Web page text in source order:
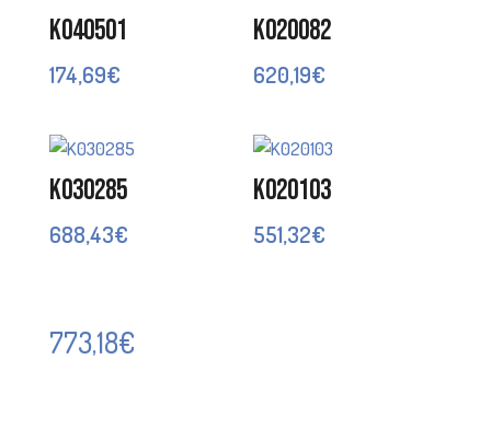
K040501
174,69€
K020082
620,19€
K030285
688,43€
K020103
551,32€
773,18€